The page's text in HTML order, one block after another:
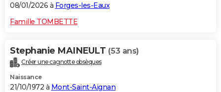
08/01/2026 à Forges-les-Eaux
Famille TOMBETTE
Stephanie MAINEULT (53 ans)
Créer une cagnotte obsèques
Naissance
21/10/1972 à Mont-Saint-Aignan